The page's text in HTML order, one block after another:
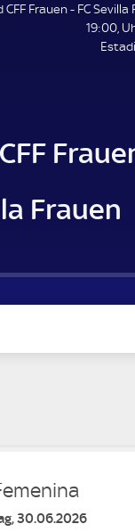
CFF Frauen - FC
19:00,
Frauen
30.06.2026